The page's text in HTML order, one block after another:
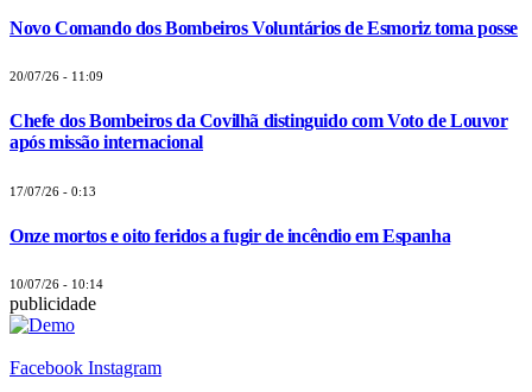
Novo Comando dos Bombeiros Voluntários de Esmoriz toma posse
20/07/26 - 11:09
Chefe dos Bombeiros da Covilhã distinguido com Voto de Louvor
após missão internacional
17/07/26 - 0:13
Onze mortos e oito feridos a fugir de incêndio em Espanha
10/07/26 - 10:14
publicidade
Facebook Instagram